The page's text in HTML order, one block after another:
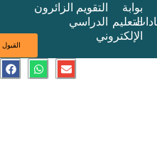
التقويم
الدراسي
الزائرون
E
W
h
F
a